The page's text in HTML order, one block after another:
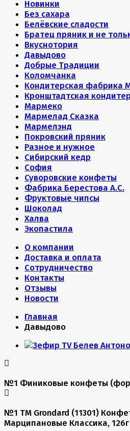
Новинки
Без сахара
Белёвские сладости
Братец пряник и не
Вкуснотория
Давыдово
Добрые Традиции
Коломчанка
Кондитерская фабрика
Кронштадтская
Мармеко
Мармелад Сказка
Мармелэнд
Покровский пряник
Разное и нужное
Сибирский кедр
София
Суворовские конфеты
Фабрика Берестова А.С.
Фруктовые чипсы
Шоколад
Халва
Экопастила
О компании
Доставка и оплата
Сотрудничество
Контакты
Отзывы
Новости
Главная
Давыдово
№1 Финиковые конфеты
№1 TM Grondard (11301)
Марципановые Классика,